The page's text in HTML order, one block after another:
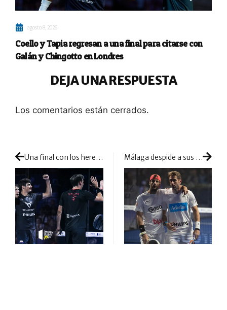
agosto 8, 2026
Coello y Tapia regresan a una final para citarse con
Galán y Chingotto en Londres
DEJA UNA RESPUESTA
Los comentarios están cerrados.
Una final con los herederos peleando entre sí Málaga despide a sus representantes: ‘Momo’ y Álex cierran una maravillosa etapa juntos